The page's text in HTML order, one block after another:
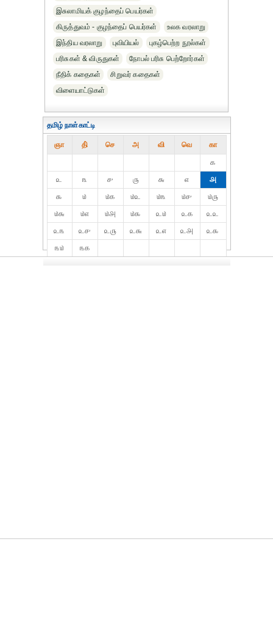
இசுலாமியக் குழந்தைப் பெயர்கள்
கிருத்துவம் - குழந்தைப் பெயர்கள்
உலக வரலாறு
இந்திய வரலாறு
புவியியல்
புகழ்பெற்ற நூல்கள்
பரிசுகள் & விருதுகள்
நோபல் பரிசு‎ பெற்றோர்‎கள்
நீதிக் கதைகள்
சிறுவர் கதைகள்
விளையாட்டுகள்
தமிழ் நாள்காட்டி
ஞா தி் செ அ வி வெ கா
௧
௨
௩ ௪ ௫ ௬ ௭
௮
௯
௰ ௰௧ ௰௨ ௰௩ ௰௪
௰௫
௰௬
௰௭ ௰௮ ௰௯ ௨௰ ௨௧
௨௨
௨௩
௨௪ ௨௫ ௨௬ ௨௭ ௨௮
௨௯
௩௰
௩௧